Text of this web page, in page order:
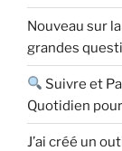
Nouveau sur
grandes
Suivre et
Quotidien
J’ai créé un